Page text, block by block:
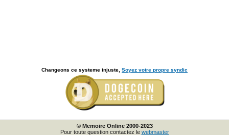
Changeons ce systeme injuste, Soyez votre propre syndic
© Memoire Online 2000-2023
Pour toute question contactez le webmaster